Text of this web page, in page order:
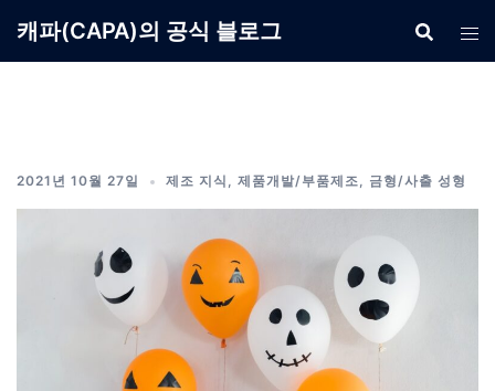
캐파(CAPA)의 공식 블로그
2021년 10월 27일 제조 지식 , 제품개발/부품제조, 금형/사출 성형